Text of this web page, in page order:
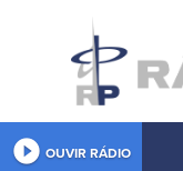
play_circle_filled OUVIR RÁDIO